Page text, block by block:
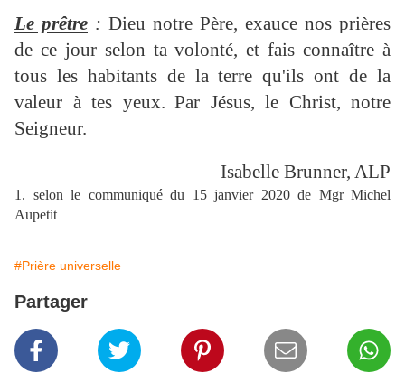
Le prêtre : Dieu notre Père, exauce nos prières
de ce jour selon ta volonté, et fais connaître à
tous les habitants de la terre qu'ils ontde la
valeur à tes yeux. Par Jésus, le Christ, notre
Seigneur.
Isabelle Brunner, ALP
1. selon le communiqué du 15 janvier 2020 de Mgr Michel
Aupetit
#Prière universelle
Partager